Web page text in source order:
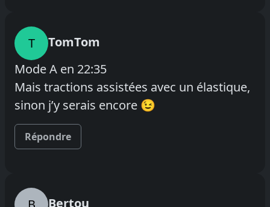
T
TomTom
Mode A en 22:35
Mais tractions assistées avec un élastique,
sinon j’y serais encore 😉
Répondre
Bertou